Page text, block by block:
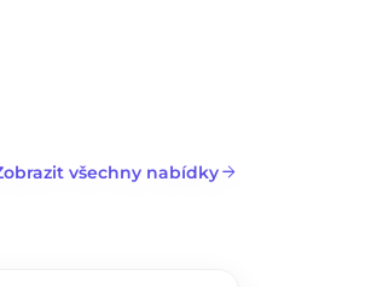
všechny nabídkyarrow_forward